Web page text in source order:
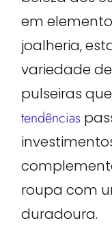
em
joalheria,
variedade
pulseiras
tendências
roupa com
duradoura.